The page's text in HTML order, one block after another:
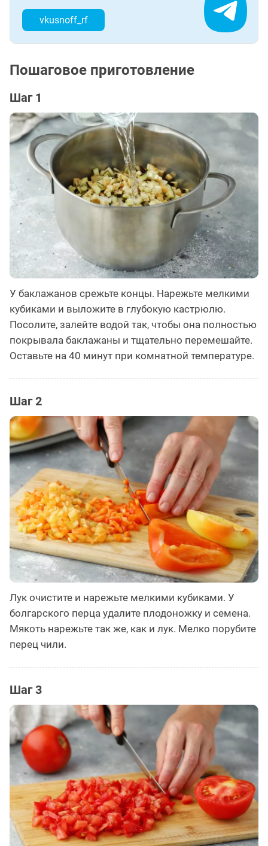
vkusnoff_rf
Пошаговое приготовление
Шаг 1
У баклажанов срежьте концы. Нарежьте мелкими
кубиками и выложите в глубокую кастрюлю.
Посолите, залейте водой так, чтобы она полностью
покрывала баклажаны и тщательно перемешайте.
Оставьте на 40 минут при комнатной температуре.
Шаг 2
Лук очистите и нарежьте мелкими кубиками. У
болгарского перца удалите плодоножку и семена.
Мякоть нарежьте так же, как и лук. Мелко порубите
перец чили.
Шаг 3